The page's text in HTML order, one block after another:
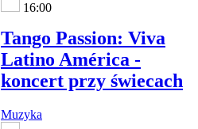
16:00
Tango Passion: Viva
Latino América -
koncert przy świecach
Muzyka